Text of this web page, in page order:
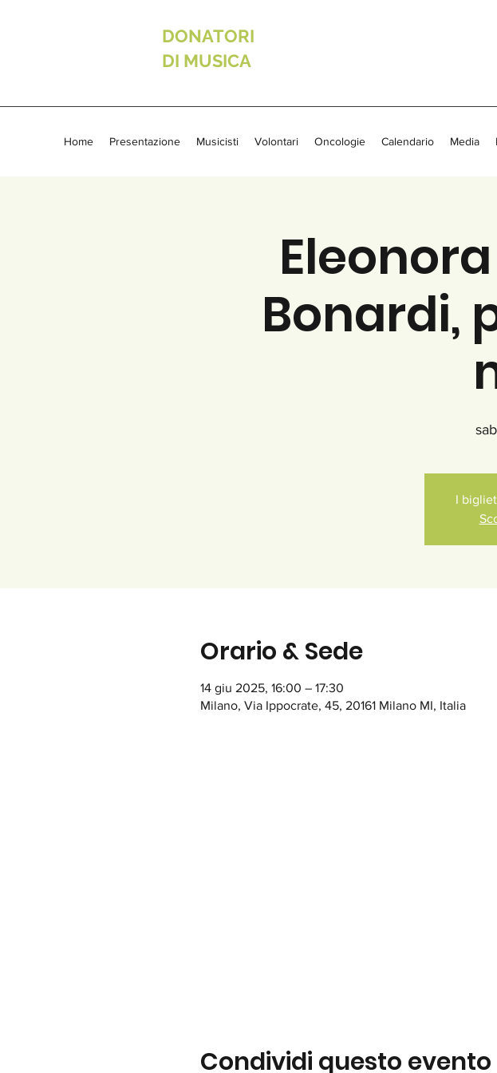
DONATORI
DI MUSICA
Home Presentazione Musicisti Volontari Oncologie Calendario Media
Bonardi,
I
Orario & Sede
14 giu 2025, 16:00 – 17:30
Milano, Via Ippocrate, 45, 20161 Milano MI, Italia
Condividi questo evento